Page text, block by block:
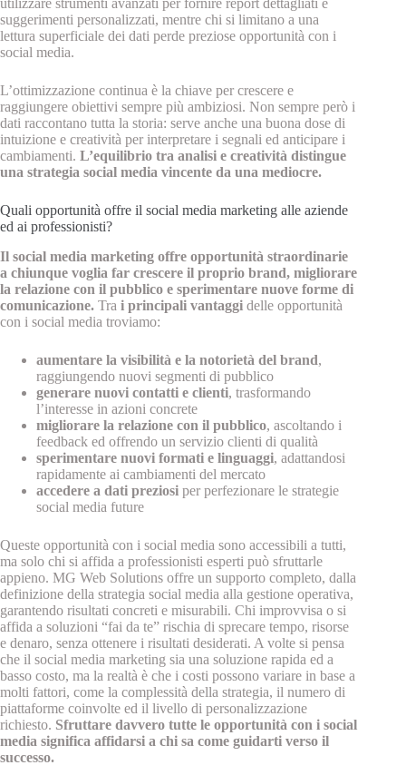
utilizzare strumenti avanzati per fornire report dettagliati e
suggerimenti personalizzati, mentre chi si limitano a una
lettura superficiale dei dati perde preziose opportunità con i
social media.
L’ottimizzazione continua è la chiave per crescere e
raggiungere obiettivi sempre più ambiziosi. Non sempre però i
dati raccontano tutta la storia: serve anche una buona dose di
intuizione e creatività per interpretare i segnali ed anticipare i
cambiamenti. L’equilibrio tra analisi e creatività distingue
una strategia social media vincente da una mediocre.
Quali opportunità offre il social media marketing alle aziende
ed ai professionisti?
Il social media marketing offre opportunità straordinarie
a chiunque voglia far crescere il proprio brand, migliorare
la relazione con il pubblico e sperimentare nuove forme di
comunicazione. Tra i principali vantaggi delle opportunità
con i social media troviamo:
aumentare la visibilità e la notorietà del brand,
raggiungendo nuovi segmenti di pubblico
generare nuovi contatti e clienti, trasformando
l’interesse in azioni concrete
migliorare la relazione con il pubblico, ascoltando i
feedback ed offrendo un servizio clienti di qualità
sperimentare nuovi formati e linguaggi, adattandosi
rapidamente ai cambiamenti del mercato
accedere a dati preziosi per perfezionare le strategie
social media future
Queste opportunità con i social media sono accessibili a tutti,
ma solo chi si affida a professionisti esperti può sfruttarle
appieno. MG Web Solutions offre un supporto completo, dalla
definizione della strategia social media alla gestione operativa,
garantendo risultati concreti e misurabili. Chi improvvisa o si
affida a soluzioni “fai da te” rischia di sprecare tempo, risorse
e denaro, senza ottenere i risultati desiderati. A volte si pensa
che il social media marketing sia una soluzione rapida ed a
basso costo, ma la realtà è che i costi possono variare in base a
molti fattori, come la complessità della strategia, il numero di
piattaforme coinvolte ed il livello di personalizzazione
richiesto. Sfruttare davvero tutte le opportunità con i social
media significa affidarsi a chi sa come guidarti verso il
successo.